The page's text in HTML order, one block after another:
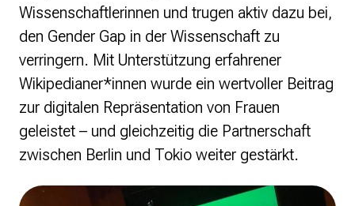
Wissenschaftlerinnen und trugen aktiv dazu bei,
den Gender Gap in der Wissenschaft zu
verringern. Mit Unterstützung erfahrener
Wikipedianer*innen wurde ein wertvoller Beitrag
zur digitalen Repräsentation von Frauen
geleistet – und gleichzeitig die Partnerschaft
zwischen Berlin und Tokio weiter gestärkt.